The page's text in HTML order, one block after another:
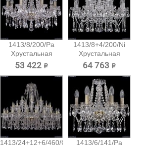
1413/8/200/Pa
Хрустальная
подвесная...
53 422 ₽
1413/8+4/200/Ni
Хрустальная
подвесная...
64 763 ₽
1413/24+12+6/460/G
1413/6/141/Pa